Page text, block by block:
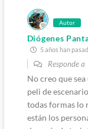
Autor
Diógenes
5 años han
Responde a
No creo que
peli de
todas formas lo
están los